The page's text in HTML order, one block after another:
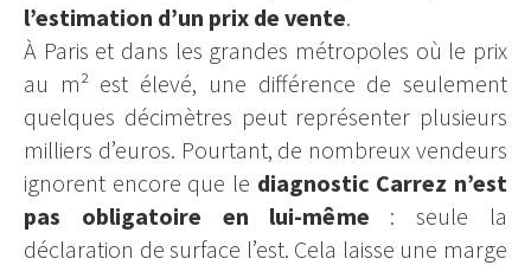
l’estimation d’un prix de vente.
À Paris et dans les grandes métropoles où le prix
au m² est élevé, une différence de seulement
quelques décimètres peut représenter plusieurs
milliers d’euros. Pourtant, de nombreux vendeurs
ignorent encore que le diagnostic Carrez n’est
pas obligatoire en lui-même : seule la
déclaration de surface l’est. Cela laisse une marge